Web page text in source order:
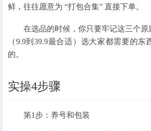
鲜，往往愿意为 “打包合集” 直接下单。
在选品的时候，你只要牢记这三个原
（9.9到39.9最合适）选大家都需要的东
的。
实操4步骤
第1步：养号和包装